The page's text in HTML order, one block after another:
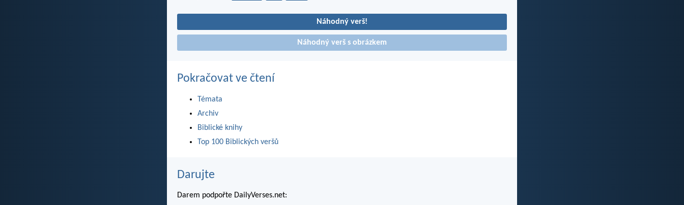
Náhodný verš!
Náhodný verš s obrázkem
Pokračovat ve čtení
Témata
Archiv
Biblické knihy
Top 100 Biblických veršů
Darujte
Darem podpořte DailyVerses.net: